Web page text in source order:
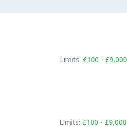
Limits: £100 - £9,000
Limits: £100 - £9,000